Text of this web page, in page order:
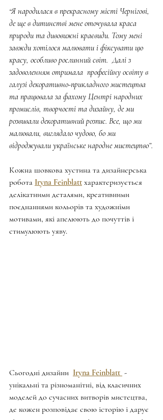
“Я народилася в прекрасному місті Чернігові,
де ще в дитинстві мене оточувала краса
природи та дивовижні краєвиди. Тому мені
завжди хотілося малювати і фіксувати цю
красу, особливо рослинний світ.  Далі з
задоволенням отримала  професійну освіту в
галузі декоративно-прикладного мистецтва
та працювала за фахому Центрі народних
промислів, творчості та дизайну, де ми
розвивали декоративний розпис. Все, що ми
малювали, виглядало чудово, бо ми
відроджували українське народне мистецтво”.
Кожна шовкова хустина та дизайнерська
робота Iryna Feinblatt характеризується
делікатними деталями, креативними
поєднаннями кольорів та художніми
мотивами, які апелюють до почуттів і
стимулюють уяву.
Сьогодні дизайни Iryna Feinblatt -
унікальні та різноманітні, від класичних
моделей до сучасних витворів мистецтва,
де кожен розповідає свою історію і дарує